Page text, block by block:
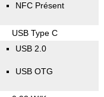
NFC Présent
USB Type C
USB 2.0
USB OTG